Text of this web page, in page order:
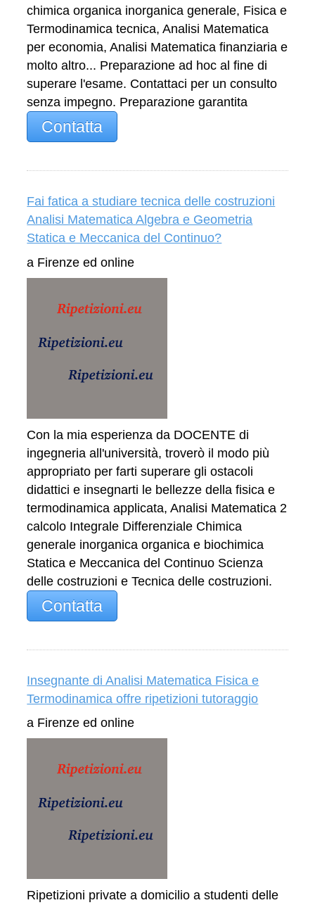
chimica organica inorganica generale, Fisica e
Termodinamica tecnica, Analisi Matematica
per economia, Analisi Matematica finanziaria e
molto altro... Preparazione ad hoc al fine di
superare l'esame. Contattaci per un consulto
senza impegno. Preparazione garantita
Contatta
Fai fatica a studiare tecnica delle costruzioni
Analisi Matematica Algebra e Geometria
Statica e Meccanica del Continuo?
a Firenze ed online
Con la mia esperienza da DOCENTE di
ingegneria all'università, troverò il modo più
appropriato per farti superare gli ostacoli
didattici e insegnarti le bellezze della fisica e
termodinamica applicata, Analisi Matematica 2
calcolo Integrale Differenziale Chimica
generale inorganica organica e biochimica
Statica e Meccanica del Continuo Scienza
delle costruzioni e Tecnica delle costruzioni.
Contatta
Insegnante di Analisi Matematica Fisica e
Termodinamica offre ripetizioni tutoraggio
a Firenze ed online
Ripetizioni private a domicilio a studenti delle